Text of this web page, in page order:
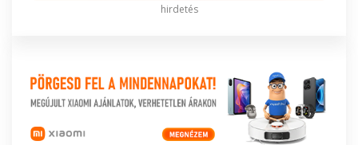
hirdetés